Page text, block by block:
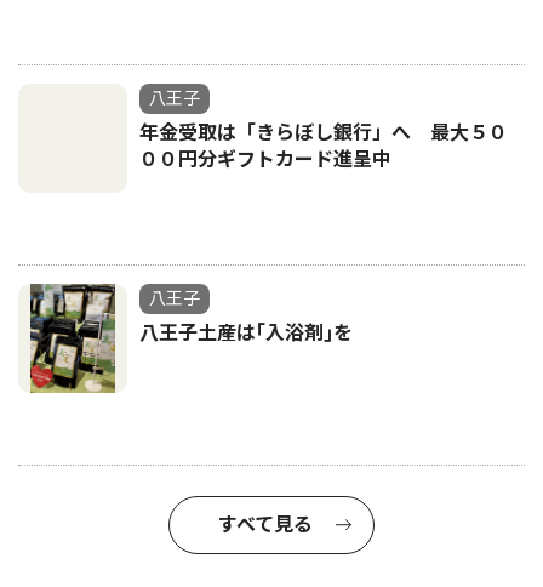
八王子
年金受取は「きらぼし銀行」へ 最大５０
００円分ギフトカード進呈中
八王子
八王子土産は｢入浴剤｣を
すべて見る